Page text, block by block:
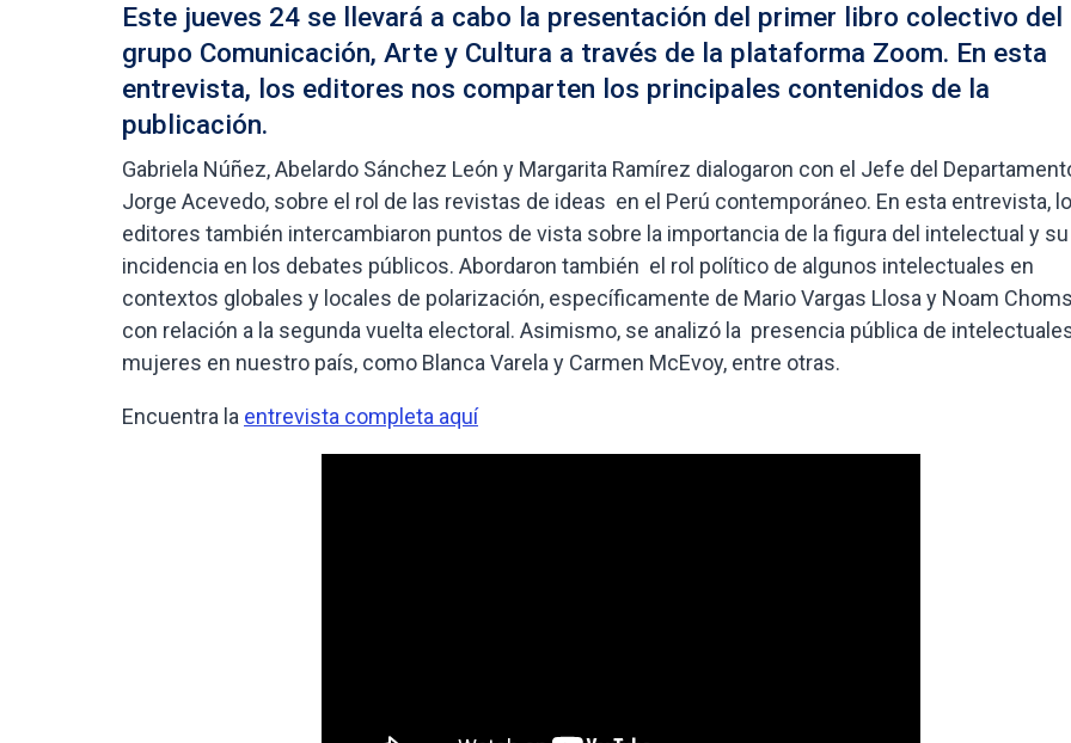
Este jueves 24 se llevará a cabo la presentación del primer libro colectivo del
grupo Comunicación, Arte y Cultura a través de la plataforma Zoom. En esta
entrevista, los editores nos comparten los principales contenidos de la
publicación.
Gabriela Núñez, Abelardo Sánchez León y Margarita Ramírez dialogaron con el Jefe del
Jorge Acevedo, sobre el rol de las revistas de ideas en el Perú contemporáneo. En esta entrevista,
editores también intercambiaron puntos de vista sobre la importancia de la figura del intelectual y su
incidencia en los debates públicos. Abordaron también el rol político de algunos intelectuales en
contextos globales y locales de polarización, específicamente de Mario Vargas Llosa y Noam
con relación a la segunda vuelta electoral. Asimismo, se analizó la presencia pública de
mujeres en nuestro país, como Blanca Varela y Carmen McEvoy, entre otras.
Encuentra la entrevista completa aquí